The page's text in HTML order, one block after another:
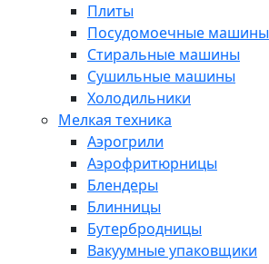
Плиты
Посудомоечные машины
Стиральные машины
Сушильные машины
Холодильники
Мелкая техника
Аэрогрили
Аэрофритюрницы
Блендеры
Блинницы
Бутербродницы
Вакуумные упаковщики